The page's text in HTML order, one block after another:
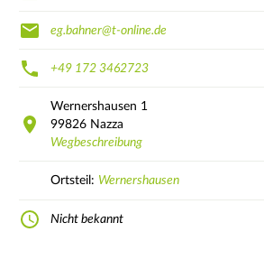
eg.bahner@t-online.de
+49 172 3462723
Wernershausen 1
99826 Nazza
Wegbeschreibung
Ortsteil: Wernershausen
Nicht bekannt